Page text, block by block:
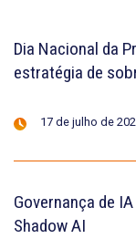
Dia Nacional da
estratégia de
17 de julho de
Governança de
Shadow AI